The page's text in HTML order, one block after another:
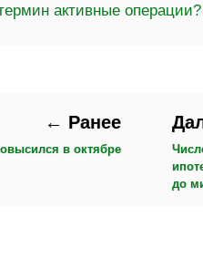
активные операции?
← Ранее
в октябре
до